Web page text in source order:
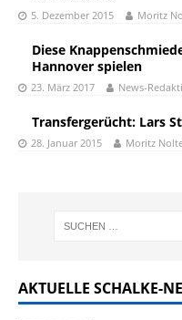
5. Dezember 2015 Moritz
Diese
Hannover spielen
23. März 2017 News-
Transfergerücht: Lars
28. Januar 2015 Moritz
AKTUELLE SCHALKE-